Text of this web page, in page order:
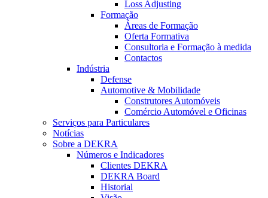
Loss Adjusting
Formação
Áreas de Formação
Oferta Formativa
Consultoria e Formação à medida
Contactos
Indústria
Defense
Automotive & Mobilidade
Construtores Automóveis
Comércio Automóvel e Oficinas
Serviços para Particulares
Notícias
Sobre a DEKRA
Números e Indicadores
Clientes DEKRA
DEKRA Board
Historial